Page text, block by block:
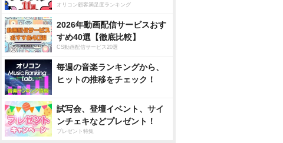
オリコン顧客満足度ランキング
2026年動画配信サービスおす
すめ40選【徹底比較】
CS動画配信サービス20選
毎週の音楽ランキングから、
ヒットの推移をチェック！
試写会、登壇イベント、サイ
ンチェキなどプレゼント！
プレゼント特集